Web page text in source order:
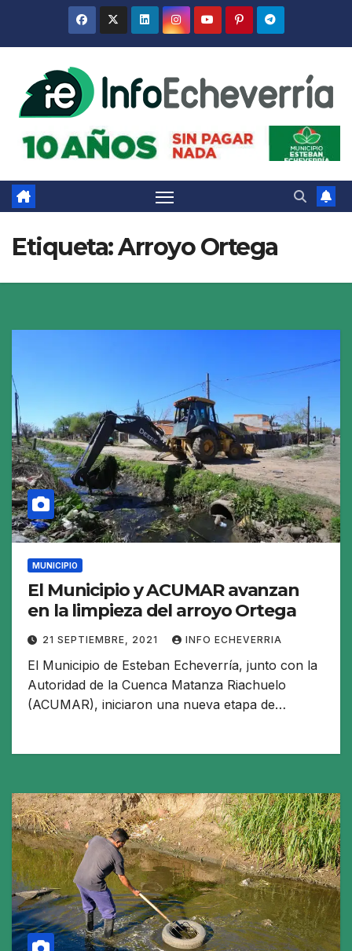
Etiqueta:Arroyo Ortega
MUNICIPIO
El Municipio y ACUMAR avanzan
en la limpieza del arroyo Ortega
21 SEPTIEMBRE, 2021 INFO ECHEVERRIA
El Municipio de Esteban Echeverría, junto con la
Autoridad de la Cuenca Matanza Riachuelo
(ACUMAR), iniciaron una nueva etapa de…